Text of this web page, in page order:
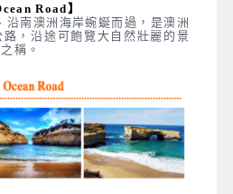
Road】
沿南澳洲海岸蜿蜒而過，是澳洲
，沿途可飽覽大自然壯麗的景
稱。